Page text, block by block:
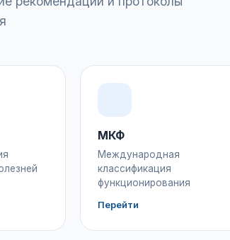
МКФ
Международная
классификация
функционирования
Перейти